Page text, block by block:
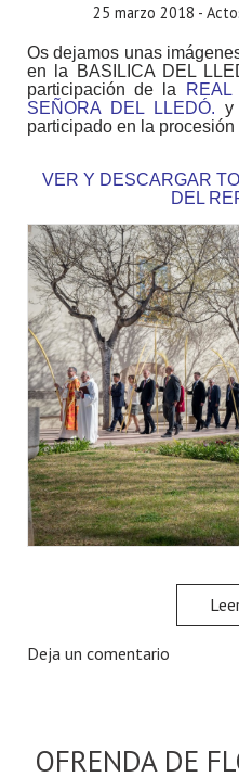
25 marzo 2018 -
Os dejamos unas
en la BASILICA DEL
participación de la
SEÑORA DEL LLEDÓ. y
participado en la procesión
VER Y DESCARGAR
DEL
Deja un comentario
OFRENDA DE